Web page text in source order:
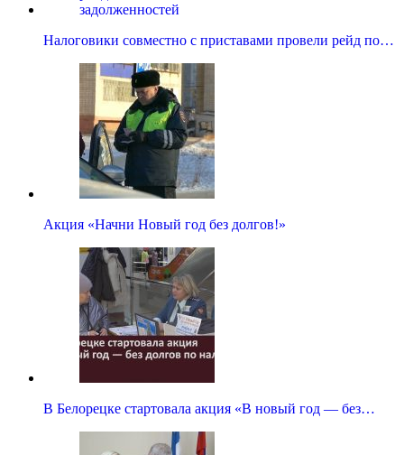
Налоговики совместно с приставами провели рейд по…
Акция «Начни Новый год без долгов!»
В Белорецке стартовала акция «В новый год — без…